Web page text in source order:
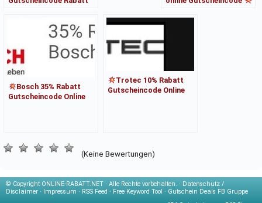
Bosch 35% Rabatt
Gutscheincode Online
Trotec 10% Rabatt
Gutscheincode Online
(Keine Bewertungen)
© Copyright ONLINE-RABATT.NET · Alle Rechte vorbehalten. · Datenschutz /
Disclaimer · Impressum · RSS Feed · Free Keyword Tool · Gutschein Deals FB Gruppe